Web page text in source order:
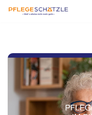
springen